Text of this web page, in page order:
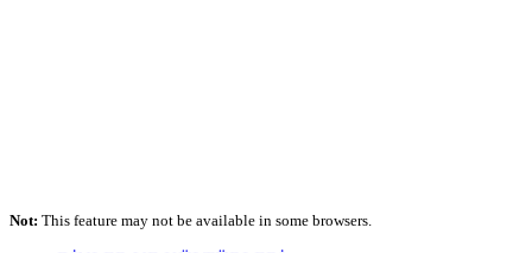
Not: This feature may not be available in some browsers.